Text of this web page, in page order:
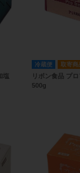
塩
冷蔵便 取寄商
リボン食品 プ
500g